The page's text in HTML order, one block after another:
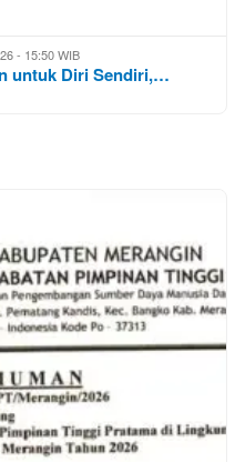
- 15:50 WIB
untuk Diri Sendiri,…